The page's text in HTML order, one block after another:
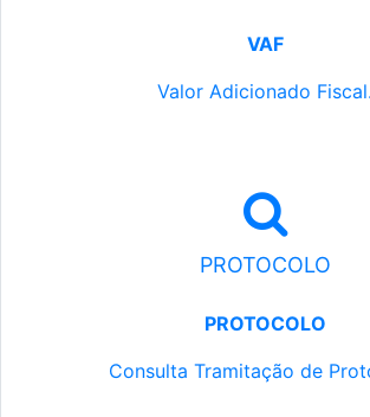
VAF
Valor Adicionado Fiscal.
PROTOCOLO
PROTOCOLO
Consulta Tramitação de